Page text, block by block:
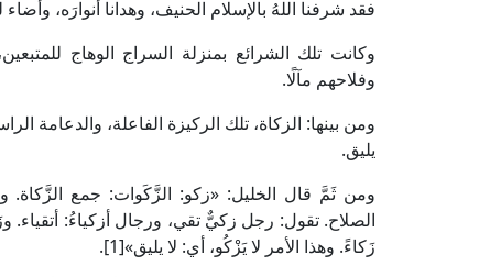
فقد شرفنا اللهُ بالإسلام الحنيف، وهدانا أنوارَه،
وكانت تلك الشرائع بمنزلة السراج الوهاج
وفلاحهم مآلًا.
ومن بينها: الزكاة، تلك الركيزة الفاعلة، والدعامة
يليق.
ومن ثَمَّ قال الخليل: «زكو: الزَّكَوات: جمع الزَّكاة.
الصلاح. تقول: رجل زكيٌّ تقي، ورجال أزكياءُ: أتقياء.
زَكاءً. وهذا الأمر لا يَزْكُو، أي: لا يليق»[1].